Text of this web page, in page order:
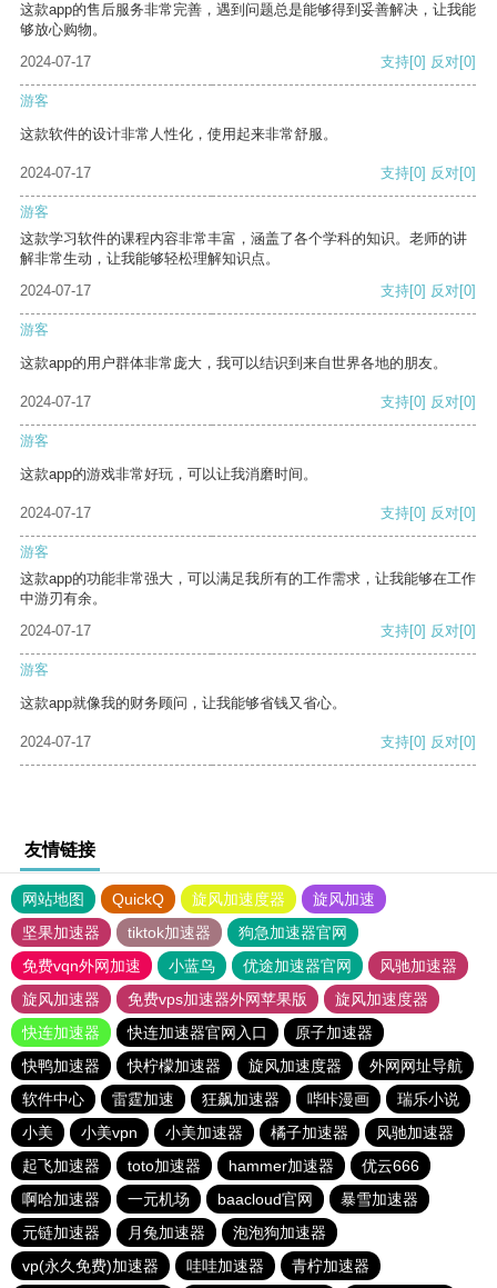
这款app的售后服务非常完善，遇到问题总是能够得到妥善解决，让我能
够放心购物。
2024-07-17
支持[0] 反对[0]
游客
这款软件的设计非常人性化，使用起来非常舒服。
2024-07-17 支持[0] 反对[0]
游客
这款学习软件的课程内容非常丰富，涵盖了各个学科的知识。老师的讲
解非常生动，让我能够轻松理解知识点。
2024-07-17
支持[0] 反对[0]
游客
这款app的用户群体非常庞大，我可以结识到来自世界各地的朋友。
2024-07-17 支持[0] 反对[0]
游客
这款app的游戏非常好玩，可以让我消磨时间。
2024-07-17 支持[0] 反对[0]
游客
这款app的功能非常强大，可以满足我所有的工作需求，让我能够在工作
中游刃有余。
2024-07-17
支持[0] 反对[0]
游客
这款app就像我的财务顾问，让我能够省钱又省心。
2024-07-17 支持[0] 反对[0]
友情链接
网站地图 QuickQ 旋风加速度器
旋风加速
坚果加速器
tiktok加速器
狗急加速器官网
免费vqn外网加速
小蓝鸟 优途加速器官网
风驰加速器
旋风加速器
免费vps加速器外网苹果版
旋风加速度器
快连加速器
快连加速器官网入口
原子加速器
快鸭加速器
快柠檬加速器 旋风加速度器
外网网址导航
软件中心
雷霆加速 狂飙加速器 哔咔漫画
瑞乐小说
小美
小美vpn 小美加速器 橘子加速器
风驰加速器
起飞加速器
toto加速器 hammer加速器
优云666
啊哈加速器
一元机场 baacloud官网
暴雪加速器
元链加速器
月兔加速器
泡泡狗加速器
vp(永久免费)加速器
哇哇加速器 青柠加速器